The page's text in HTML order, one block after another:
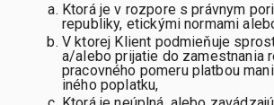
Ktorá je v rozpore s právnym
republiky, etickými normami
V ktorej Klient podmieňuje
a/alebo prijatie do zamestnania
pracovného pomeru platbou
iného poplatku,